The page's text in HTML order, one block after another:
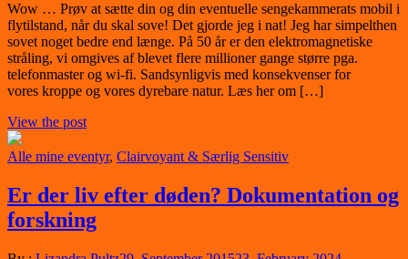
Wow … Prøv at sætte din og din eventuelle sengekammerats mobil i
flytilstand, når du skal sove! Det gjorde jeg i nat! Jeg har simpelthen
sovet noget bedre end længe. På 50 år er den elektromagnetiske
stråling, vi omgives af blevet flere millioner gange større pga.
telefonmaster og wi-fi. Sandsynligvis med konsekvenser for
vores kroppe og vores dyrebare natur. Læs her om […]
View the post
Alle mine eventyr, Clairvoyant & Særlig Sensitiv
Er der liv efter døden? Dokumentation og
forskning